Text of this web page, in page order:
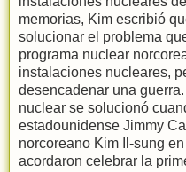
memorias, Kim escribió
solucionar el problema
programa nuclear
instalaciones nucleares,
desencadenar una
nuclear se solucionó
estadounidense Jimmy
norcoreano Kim Il-sung
acordaron celebrar la